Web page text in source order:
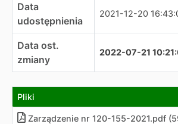
Data
udostępnienia
2021-12-20
Data ost.
zmiany
2022-07-21
Pliki
Zarządzenie nr 120-155-2021.pdf